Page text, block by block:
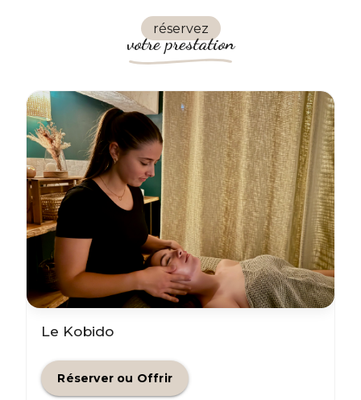
réservez
votre prestation
Le Kobido
Réserver ou Offrir